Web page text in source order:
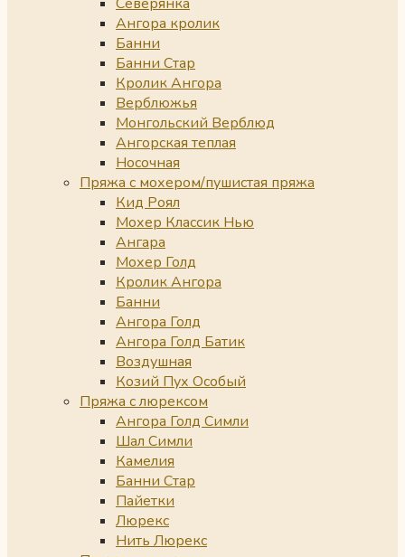
Ангора кролик
Банни
Банни Стар
Кролик Ангора
Верблюжья
Монгольский Верблюд
Ангорская теплая
Носочная
Пряжа с мохером/пушистая пряжа
Кид Роял
Мохер Классик Нью
Ангара
Мохер Голд
Кролик Ангора
Банни
Ангора Голд
Ангора Голд Батик
Воздушная
Козий Пух Особый
Пряжа с люрексом
Ангора Голд Симли
Шал Симли
Камелия
Банни Стар
Пайетки
Люрекс
Нить Люрекс